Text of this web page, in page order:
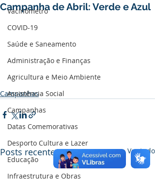
Vacinômetro
COVID-19
Saúde e Saneamento
Administração e Finanças
Agricultura e Meio Ambiente
Assistência Social
Campanhas
Datas Comemorativas
Desporto Cultura e Lazer
Educação
Infraestrutura e Obras
Campanha de Abril: Verde e Azul
Campanhas
Posts recentes Ver tudo